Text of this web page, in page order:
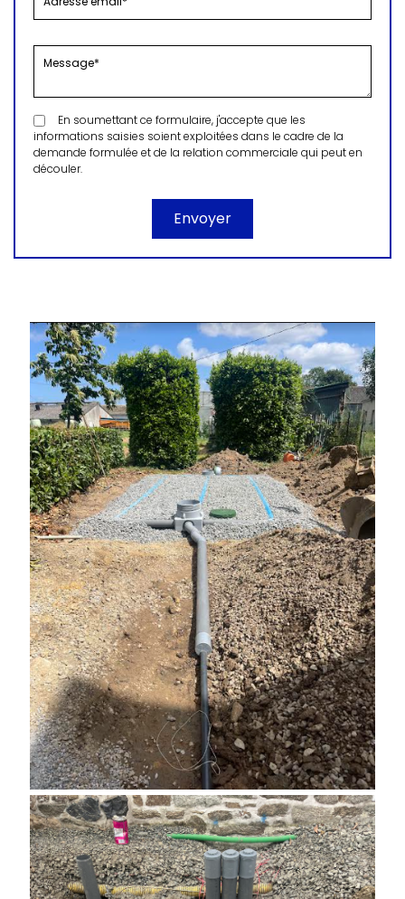
En soumettant ce formulaire, j'accepte que les
informations saisies soient exploitées dans le cadre de la
demande formulée et de la relation commerciale qui peut en
découler.